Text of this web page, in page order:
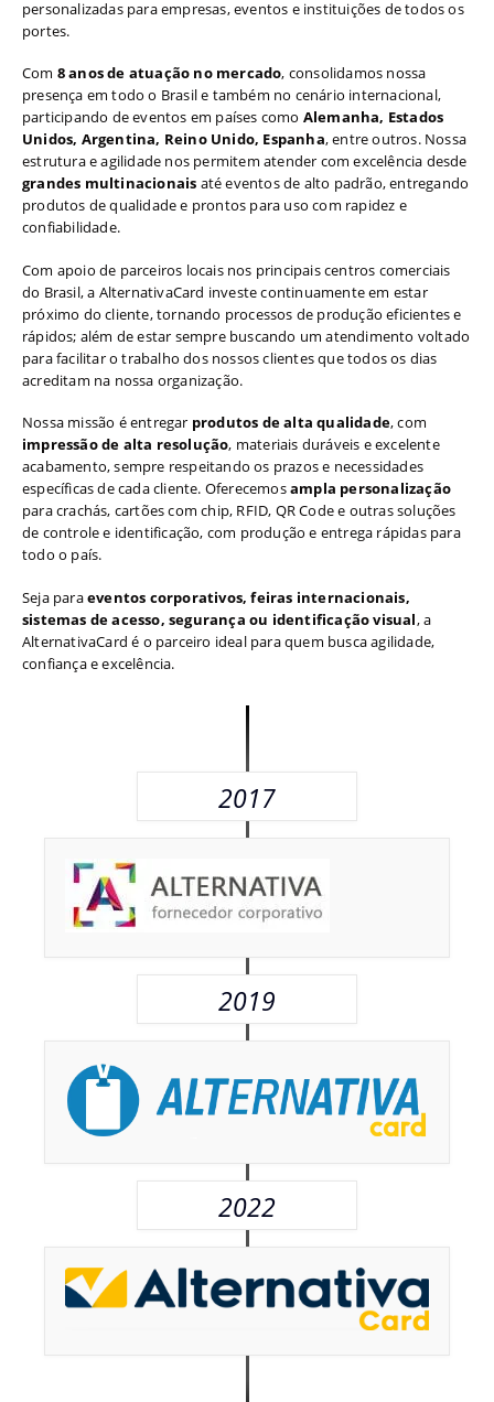
personalizadas para empresas, eventos e instituições de todos os
portes.
Com 8 anos de atuação no mercado, consolidamos nossa
presença em todo o Brasil e também no cenário internacional,
participando de eventos em países como Alemanha, Estados
Unidos, Argentina, Reino Unido, Espanha, entre outros. Nossa
estrutura e agilidade nos permitem atender com excelência desde
grandes multinacionais até eventos de alto padrão, entregando
produtos de qualidade e prontos para uso com rapidez e
confiabilidade.
Com apoio de parceiros locais nos principais centros comerciais
do Brasil, a AlternativaCard investe continuamente em estar
próximo do cliente, tornando processos de produção eficientes e
rápidos; além de estar sempre buscando um atendimento voltado
para facilitar o trabalho dos nossos clientes que todos os dias
acreditam na nossa organização.
Nossa missão é entregar produtos de alta qualidade, com
impressão de alta resolução, materiais duráveis e excelente
acabamento, sempre respeitando os prazos e necessidades
específicas de cada cliente. Oferecemosampla personalização
para crachás, cartões com chip, RFID, QR Code e outras soluções
de controle e identificação, com produção e entrega rápidas para
todo o país.
Seja paraeventos corporativos, feiras internacionais,
sistemas de acesso, segurança ou identificação visual, a
AlternativaCard é o parceiro ideal para quem busca agilidade,
confiança e excelência.
2017
2019
2022